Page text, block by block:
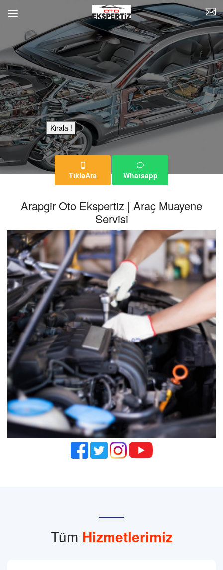
TıklaAra Whatsapp
Bu Reklam Sayfası Kiralıktır.
Kirala !
Arapgir Oto Ekspertiz | Araç Muayene
Servisi
Tüm Hizmetlerimiz